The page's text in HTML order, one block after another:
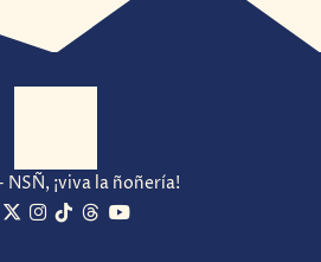
¡viva la ñoñería!